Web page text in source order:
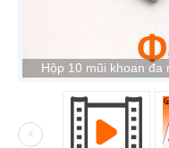
Hộp 10 mũi khoan đa